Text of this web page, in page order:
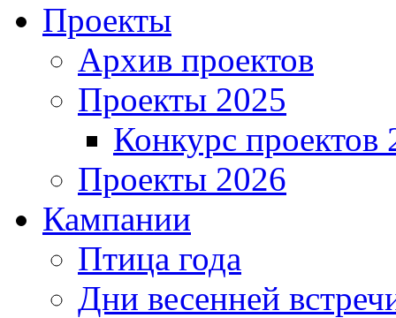
Проекты
Архив проектов
Проекты 2025
Конкурс проектов
Проекты 2026
Кампании
Птица года
Дни весенней